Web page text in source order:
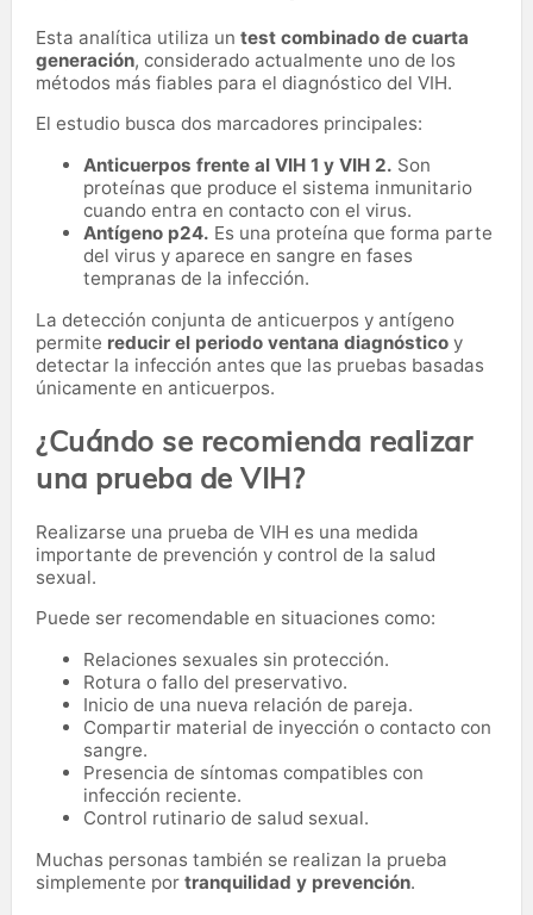
Esta analítica utiliza un test combinado de cuarta
generación, considerado actualmente uno de los
métodos más fiables para el diagnóstico del VIH.
El estudio busca dos marcadores principales:
Anticuerpos frente al VIH 1 y VIH 2. Son
proteínas que produce el sistema inmunitario
cuando entra en contacto con el virus.
Antígeno p24. Es una proteína que forma parte
del virus y aparece en sangre en fases
tempranas de la infección.
La detección conjunta de anticuerpos y antígeno
permite reducir el periodo ventana diagnóstico y
detectar la infección antes que las pruebas basadas
únicamente en anticuerpos.
¿Cuándo se recomienda realizar
una prueba de VIH?
Realizarse una prueba de VIH es una medida
importante de prevención y control de la salud
sexual.
Puede ser recomendable en situaciones como:
Relaciones sexuales sin protección.
Rotura o fallo del preservativo.
Inicio de una nueva relación de pareja.
Compartir material de inyección o contacto con
sangre.
Presencia de síntomas compatibles con
infección reciente.
Control rutinario de salud sexual.
Muchas personas también se realizan la prueba
simplemente por tranquilidad y prevención.